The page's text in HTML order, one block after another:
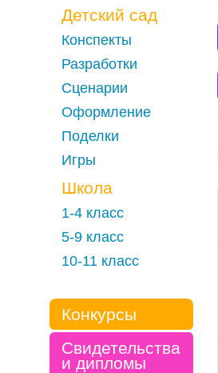
Детский сад
Конспекты
Разработки
Сценарии
Оформление
Поделки
Игры
Школа
1-4 класс
5-9 класс
10-11 класс
Конкурсы
Свидетельства
и дипломы